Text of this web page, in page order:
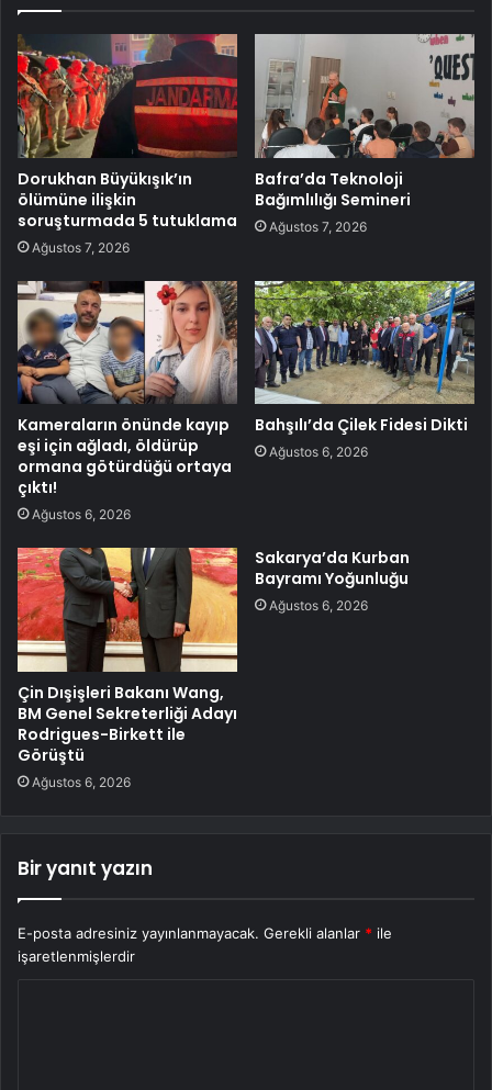
Dorukhan Büyükışık’ın
ölümüne ilişkin
soruşturmada 5 tutuklama
Ağustos 7, 2026
Bafra’da Teknoloji
Bağımlılığı Semineri
Ağustos 7, 2026
Kameraların önünde kayıp
eşi için ağladı, öldürüp
ormana götürdüğü ortaya
çıktı!
Ağustos 6, 2026
Bahşılı’da Çilek Fidesi Dikti
Ağustos 6, 2026
Çin Dışişleri Bakanı Wang,
BM Genel Sekreterliği Adayı
Rodrigues-Birkett ile
Görüştü
Ağustos 6, 2026
Sakarya’da Kurban
Bayramı Yoğunluğu
Ağustos 6, 2026
Bir yanıt yazın
E-posta adresiniz yayınlanmayacak. Gerekli alanlar * ile
işaretlenmişlerdir